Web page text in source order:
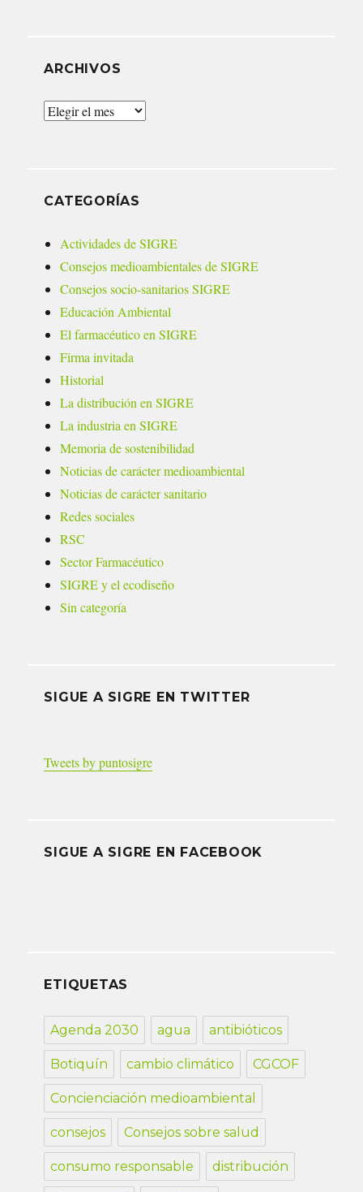
ARCHIVOS
Archivos
CATEGORÍAS
Actividades de SIGRE
Consejos medioambientales de SIGRE
Consejos socio-sanitarios SIGRE
Educación Ambiental
El farmacéutico en SIGRE
Firma invitada
Historial
La distribución en SIGRE
La industria en SIGRE
Memoria de sostenibilidad
Noticias de carácter medioambiental
Noticias de carácter sanitario
Redes sociales
RSC
Sector Farmacéutico
SIGRE y el ecodiseño
Sin categoría
SIGUE A SIGRE EN TWITTER
Tweets by puntosigre
SIGUE A SIGRE EN FACEBOOK
ETIQUETAS
Agenda 2030 agua antibióticos
Botiquín cambio climático CGCOF
Concienciación medioambiental
consejos Consejos sobre salud
consumo responsable distribución